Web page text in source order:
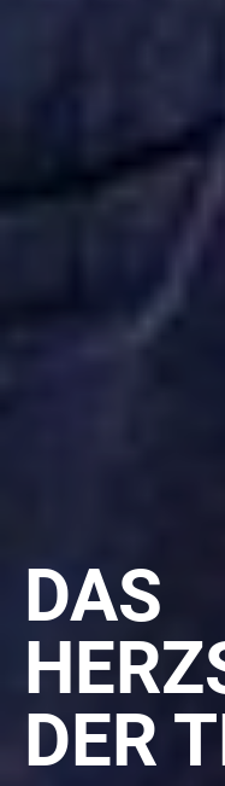
DAS
DER